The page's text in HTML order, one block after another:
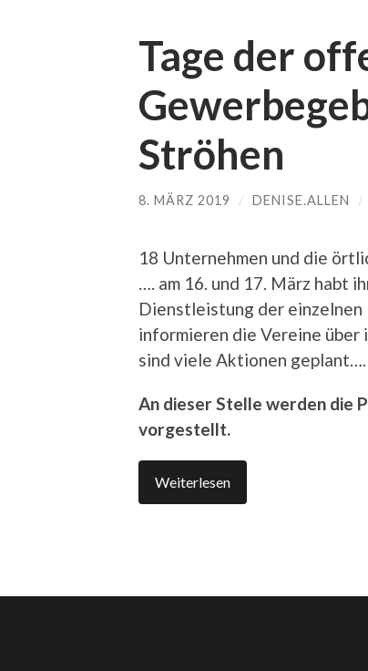
Tage der
Ströhen
8. MÄRZ 2019 / DENISE.ALLEN /
18 Unternehmen und die
…. am 16. und 17. März habt
Dienstleistung der
informieren die Vereine
sind viele Aktionen
An dieser Stelle werden die
vorgestellt.
Weiterlesen